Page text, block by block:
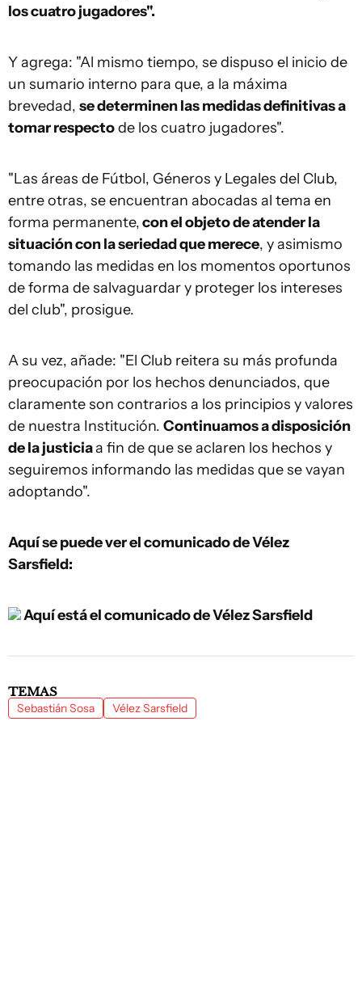
los cuatro jugadores".
Y agrega: "Al mismo tiempo, se dispuso el inicio de
un sumario interno para que, a la máxima
brevedad, se determinen las medidas definitivas a
tomar respectode los cuatro jugadores".
"Las áreas de Fútbol, Géneros y Legales del Club,
entre otras, se encuentran abocadas al tema en
forma permanente,con el objeto de atender la
situación con la seriedad que merece, y asimismo
tomando las medidas en los momentos oportunos
de forma de salvaguardar y proteger los intereses
del club", prosigue.
A su vez, añade: "El Club reitera su más profunda
preocupación por los hechos denunciados, que
claramente son contrarios a los principios y valores
de nuestra Institución. Continuamos a disposición
de la justiciaa fin de que se aclaren los hechos y
seguiremos informando las medidas que se vayan
adoptando".
Aquí se puede ver el comunicado de Vélez
Sarsfield:
Aquí está el comunicado de Vélez Sarsfield
TEMAS
Sebastián Sosa Vélez Sarsfield